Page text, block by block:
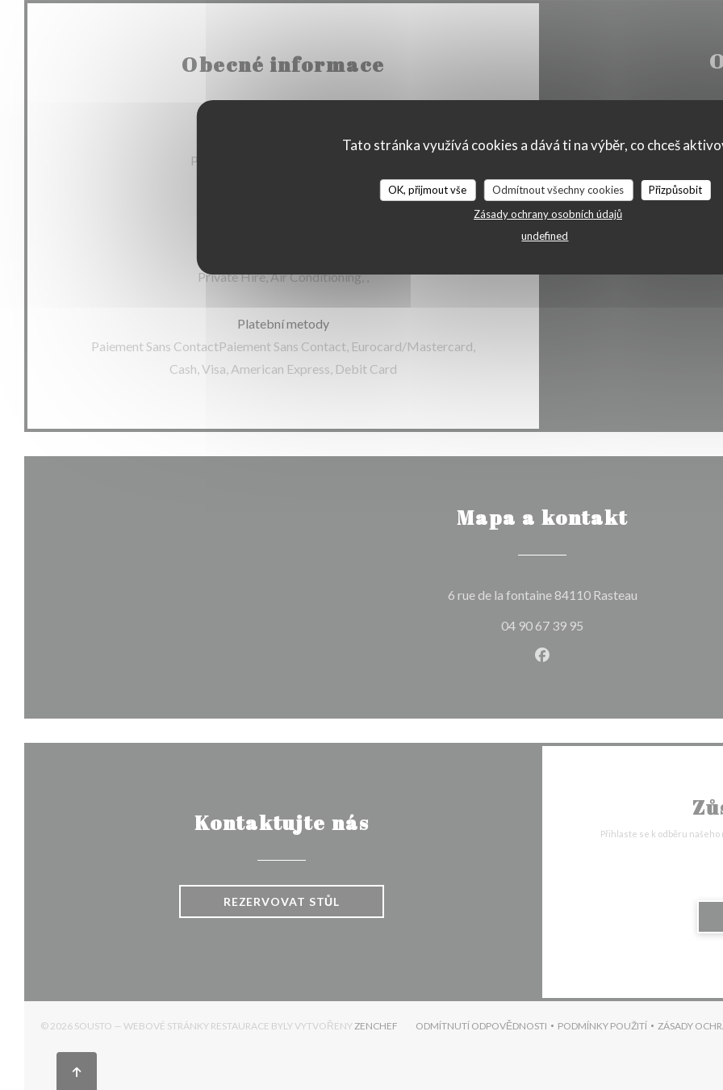
Tato stránka využívá cookies a dává ti na výběr, co chceš
OK, přijmout vše Odmítnout všechny cookies
Přizpůsobit
Zásady ochrany osobních údajů
undefined
Obecné informace
Produits de saison, , fresh product
Private Hire, Air Conditioning, ,
Platební metody
Paiement Sans ContactPaiement Sans Contact, Eurocard/Mastercard,
Cash, Visa, American Express, Debit Card
Pon-Ned
Mapa a kontakt
6 rue de la fontaine 84110 Rasteau((otevře se v
04 90 67 39 95
Facebook ((otevře se v
Kontaktujte nás
REZERVOVAT STŮL
Přihlaste se k odběru
© 2026 SOUSTO — WEBOVÉ STRÁNKY RESTAURACE BYLY VYTVOŘENYZENCHEF ((OTEVŘE SE V NOVÉM OKNĚ))
ODMÍTNUTÍ ODPOVĚDNOSTI
((OTEVŘE SE V NOVÉM OKNĚ))
PODMÍNKY POUŽITÍ
((OTEVŘE SE V NOVÉM
ZÁSADY